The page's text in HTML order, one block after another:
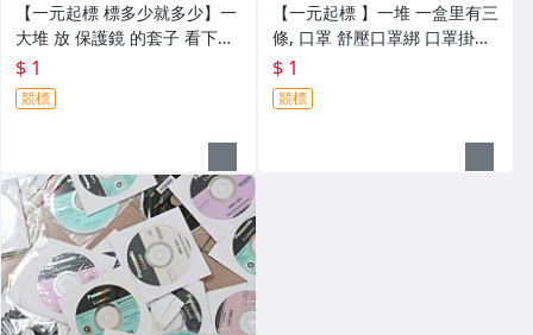
【一元起標 標多少就多少】一
大堆 放 保護鏡 的套子 看下面
實照
$ 1
競標
【一元起標 】一堆 一盒里有三
條, 口罩 舒壓口罩綁 口罩掛繩
口罩繩 口罩鍊 口罩綁(短), 全
部一起標(看下面實照) , 標多少
就多少
$ 1
競標